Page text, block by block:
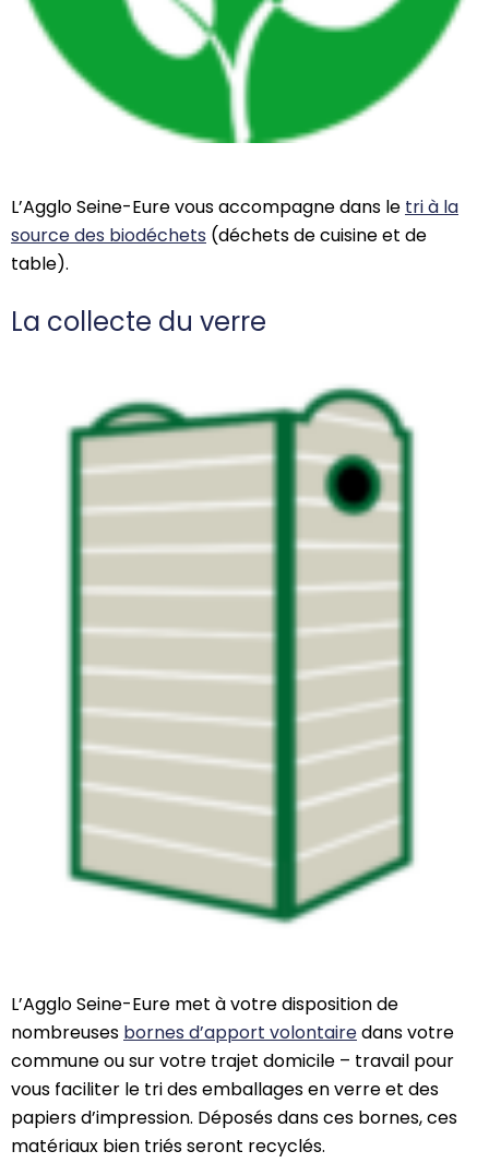
L’Agglo Seine-Eure vous accompagne dans le tri à la
source des biodéchets (déchets de cuisine et de
table).
La collecte du verre
L’Agglo Seine-Eure met à votre disposition de
nombreuses bornes d’apport volontairedans votre
commune ou sur votre trajet domicile – travail pour
vous faciliter le tri des emballages en verre et des
papiers d’impression. Déposés dans ces bornes, ces
matériaux bien triés seront recyclés.